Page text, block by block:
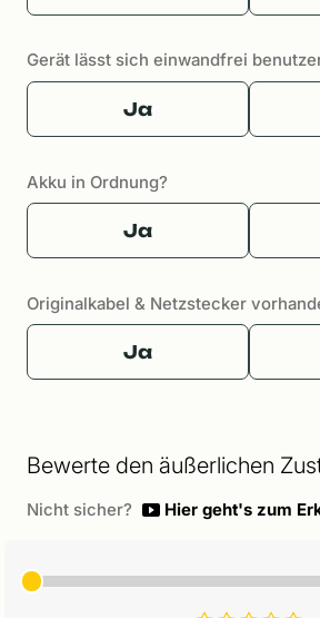
Gerät lässt sich einwandfrei
Ja
Akku in Ordnung?
Ja
Originalkabel & Netzstecker
Ja
Bewerte den äußerlichen
Nicht sicher? Hier geht's zum